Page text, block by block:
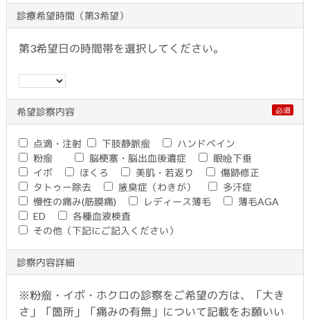
診療希望時間（第3希望）
第3希望日の時間帯を選択してください。
希望診察内容 必須
点滴・注射 下肢静脈瘤
ハンドベイン
粉瘤
脳梗塞・脳出血後遺症
眼瞼下垂
イボ
ほくろ 美肌・若返り
傷跡修正
タトゥー除去
腋臭症（わきが）
多汗症
慢性の痛み(筋膜痛)
レディース薄毛
薄毛AGA
ED
各種血液検査
その他（下記にご記入ください）
診察内容詳細
※粉瘤・イボ・ホクロの診察をご希望の方は、「大き
さ」「箇所」「痛みの有無」について記載をお願いい